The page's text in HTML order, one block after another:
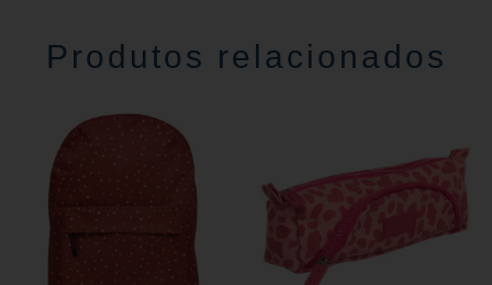
Produtos relacionados